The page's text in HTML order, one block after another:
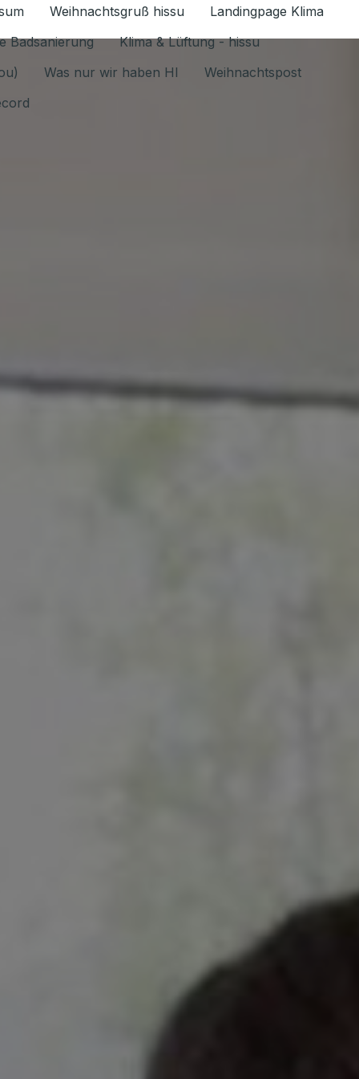
Datenschutz 1.6.2026 umschalten
Weihnachtsgruß hissu
Landingpage Klima
Badsanierung
Klima & Lüftung - hissu
Was nur wir haben HI
Weihnachtspost